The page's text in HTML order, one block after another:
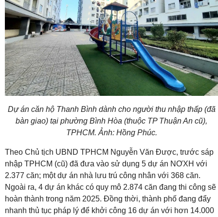
Dự án căn hộ Thanh Bình dành cho người thu nhập thấp (đã
bàn giao) tại phường Bình Hòa (thuộc TP Thuận An cũ),
TPHCM. Ảnh: Hồng Phúc.
Theo Chủ tịch UBND TPHCM Nguyễn Văn Được, trước sáp
nhập TPHCM (cũ) đã đưa vào sử dụng 5 dự án NƠXH với
2.377 căn; một dự án nhà lưu trú công nhân với 368 căn.
Ngoài ra, 4 dự án khác có quy mô 2.874 căn đang thi công sẽ
hoàn thành trong năm 2025. Đồng thời, thành phố đang đẩy
nhanh thủ tục pháp lý để khởi công 16 dự án với hơn 14.000